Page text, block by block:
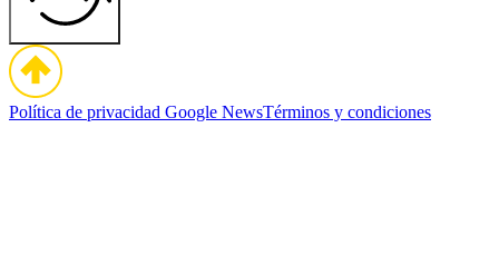
Política de privacidad Google NewsTérminos y condiciones